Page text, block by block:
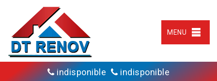
MENU
indisponible indisponible